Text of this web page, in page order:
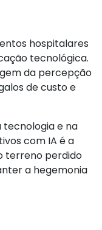
hospitalares
tecnológica.
da percepção
de custo e
tecnologia e na
com IA é a
terreno perdido
a hegemonia